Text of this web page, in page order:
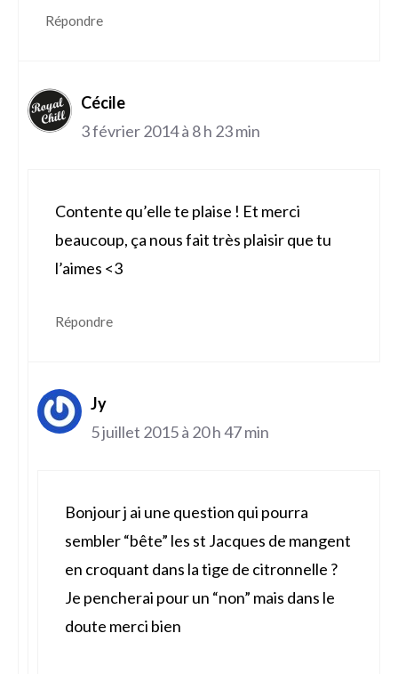
Répondre
Cécile
3 février 2014 à 8 h 23 min
Contente qu’elle te plaise ! Et merci
beaucoup, ça nous fait très plaisir que tu
l’aimes <3
Répondre
Jy
5 juillet 2015 à 20 h 47 min
Bonjour j ai une question qui pourra
sembler “bête” les st Jacques de mangent
en croquant dans la tige de citronnelle ?
Je pencherai pour un “non” mais dans le
doute merci bien